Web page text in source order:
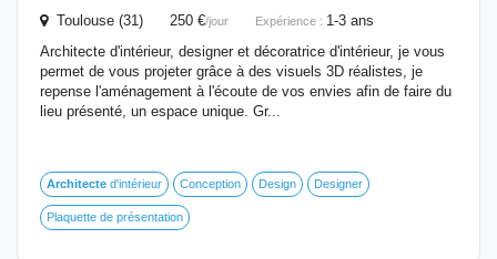
Toulouse (31) 250 €/jour Expérience : 1-3 ans
Architecte d'intérieur, designer et décoratrice d'intérieur, je vous
permet de vous projeter grâce à des visuels 3D réalistes, je
repense l'aménagement à l'écoute de vos envies afin de faire du
lieu présenté, un espace unique. Gr...
Architecte d'intérieur Conception Design Designer
Plaquette de présentation